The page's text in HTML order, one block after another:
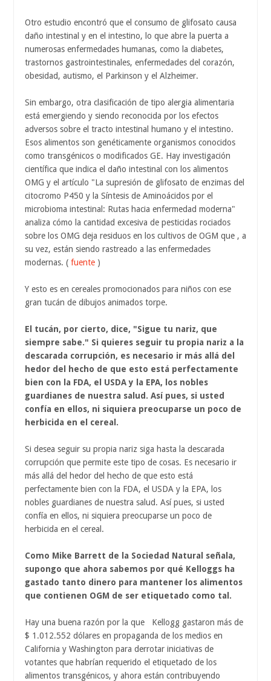
Otro estudio encontró que el consumo de glifosato causa
daño intestinal y en el intestino, lo que abre la puerta a
numerosas enfermedades humanas, como la diabetes,
trastornos gastrointestinales, enfermedades del corazón,
obesidad, autismo, el Parkinson y el Alzheimer.
Sin embargo, otra clasificación de tipo alergia alimentaria
está emergiendo y siendo reconocida por los efectos
adversos sobre el tracto intestinal humano y el intestino.
Esos alimentos son genéticamente organismos conocidos
como transgénicos o modificados GE. Hay investigación
científica que indica el daño intestinal con los alimentos
OMG y el artículo "La supresión de glifosato de enzimas del
citocromo P450 y la Síntesis de Aminoácidos por el
microbioma intestinal: Rutas hacia enfermedad moderna"
analiza cómo la cantidad excesiva de pesticidas rociados
sobre los OMG deja residuos en los cultivos de OGM que , a
su vez, están siendo rastreado a las enfermedades
modernas. ( fuente )
Y esto es en cereales promocionados para niños con ese
gran tucán de dibujos animados torpe.
El tucán, por cierto, dice, "Sigue tu nariz, que
siempre sabe." Si quieres seguir tu propia nariz a la
descarada corrupción, es necesario ir más allá del
hedor del hecho de que esto está perfectamente
bien con la FDA, el USDA y la EPA, los nobles
guardianes de nuestra salud. Así pues, si usted
confía en ellos, ni siquiera preocuparse un poco de
herbicida en el cereal.
Si desea seguir su propia nariz siga hasta la descarada
corrupción que permite este tipo de cosas. Es necesario ir
más allá del hedor del hecho de que esto está
perfectamente bien con la FDA, el USDA y la EPA, los
nobles guardianes de nuestra salud. Así pues, si usted
confía en ellos, ni siquiera preocuparse un poco de
herbicida en el cereal.
Como Mike Barrett de la Sociedad Natural señala,
supongo que ahora sabemos por qué Kelloggs ha
gastado tanto dinero para mantener los alimentos
que contienen OGM de ser etiquetado como tal.
Hay una buena razón por la que Kellogg gastaron más de
$ 1.012.552 dólares en propaganda de los medios en
California y Washington para derrotar iniciativas de
votantes que habrían requerido el etiquetado de los
alimentos transgénicos, y ahora están contribuyendo